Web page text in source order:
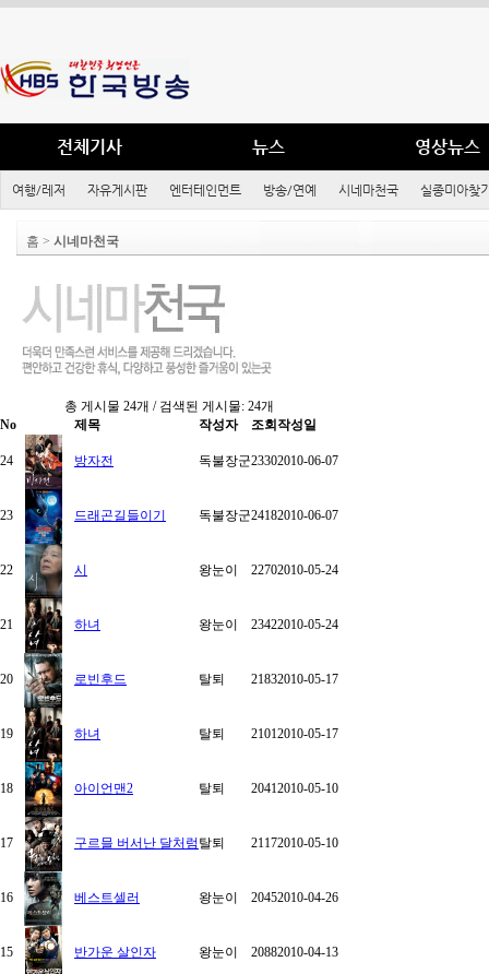
전체기사 뉴스 영상뉴스
여행/레저 자유게시판 엔터테인먼트 방송/연예 시네마천국 실종미아찾
홈 > 시네마천국
총 게시물 24개 / 검색된 게시물: 24개
No
제목 작성자 조회 작성일
24 방자전 독불장군23302010-06-07
23 드래곤길들이기 독불장군24182010-06-07
22 시 왕눈이 22702010-05-24
21 하녀 왕눈이 23422010-05-24
20 로빈후드 탈퇴 21832010-05-17
19 하녀 탈퇴 21012010-05-17
18 아이언맨2 탈퇴 20412010-05-10
17 구르믈 버서난 달처럼 탈퇴 21172010-05-10
16 베스트셀러 왕눈이 20452010-04-26
15 반가운 살인자 왕눈이 20882010-04-13